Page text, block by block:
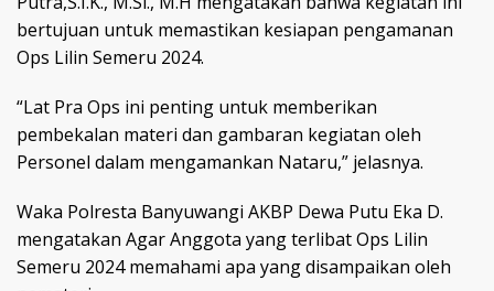
bertujuan untuk memastikan kesiapan pengamanan
Ops Lilin Semeru 2024.
“Lat Pra Ops ini penting untuk memberikan
pembekalan materi dan gambaran kegiatan oleh
Personel dalam mengamankan Nataru,” jelasnya.
Waka Polresta Banyuwangi AKBP Dewa Putu Eka D.
mengatakan Agar Anggota yang terlibat Ops Lilin
Semeru 2024 memahami apa yang disampaikan oleh